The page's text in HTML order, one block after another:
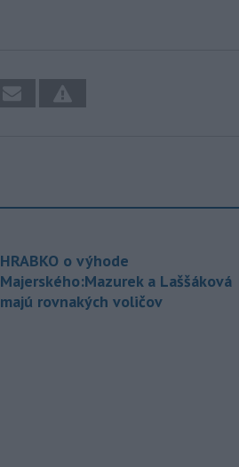
HRABKO o výhode
Majerského:Mazurek a Laššáková
majú rovnakých voličov